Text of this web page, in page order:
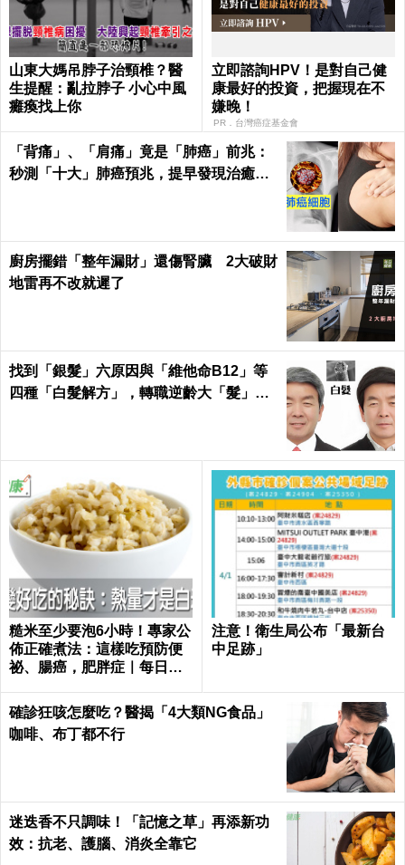
山東大媽吊脖子治頸椎？醫
生提醒：亂拉脖子 小心中風
癱瘓找上你
立即諮詢HPV！是對自己健
康最好的投資，把握現在不
嫌晚！
PR．台灣癌症基金會
「背痛」、「肩痛」竟是「肺癌」前兆：
秒測「十大」肺癌預兆，提早發現治癒率
廚房擺錯「整年漏財」還傷腎臟 2大破財
地雷再不改就遲了
找到「銀髮」六原因與「維他命B12」等
四種「白髮解方」，轉職逆齡大「髮」
糙米至少要泡6小時！專家公
佈正確煮法：這樣吃預防便
祕、腸癌，肥胖症｜每日健
注意！衛生局公布「最新台
中足跡」
確診狂咳怎麼吃？醫揭「4大類NG食品」
咖啡、布丁都不行
迷迭香不只調味！「記憶之草」再添新功
效：抗老、護腦、消炎全靠它